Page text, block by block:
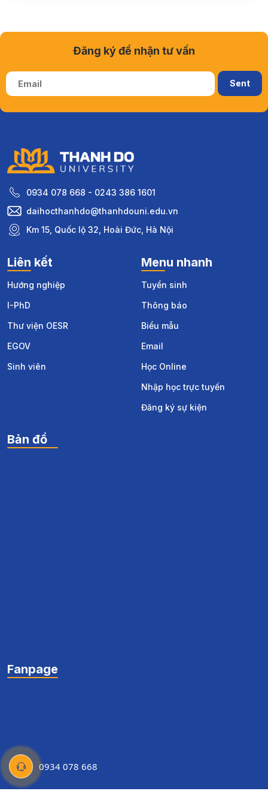
0934 078 668 - 0243 386 1601
daihocthanhdo@thanhdouni.edu.vn
Km 15, Quốc lộ 32, Hoài Đức, Hà Nội
Liên kết
Hướng nghiệp
I-PhD
Thư viện OESR
EGOV
Sinh viên
Menu nhanh
Tuyển sinh
Thông báo
Biểu mẫu
Email
Học Online
Nhập học trực tuyến
Đăng ký sự kiện
Bản đồ
Fanpage
Đăng ký để nhận tư vấn
0934 078 668